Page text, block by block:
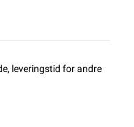
leveringstid for andre